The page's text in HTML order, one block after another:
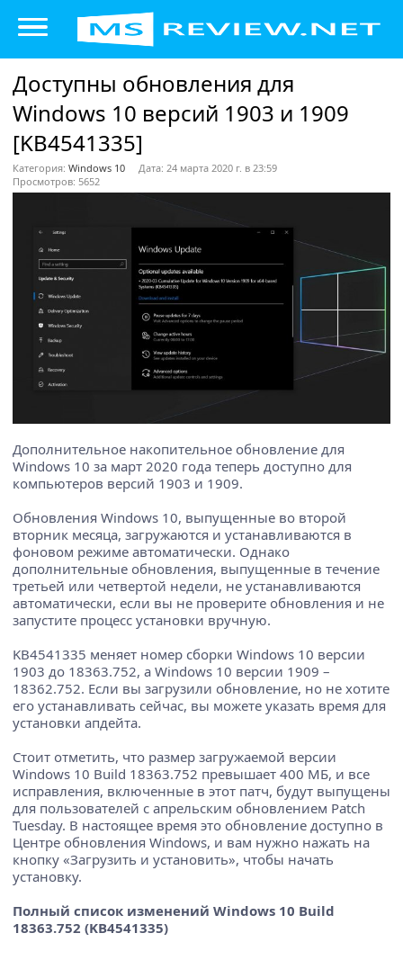
Доступны обновления для
Windows 10 версий 1903 и 1909
[KB4541335]
Категория: Windows 10
Дата: 24 марта 2020 г. в 23:59
Просмотров: 5652
Дополнительное накопительное обновление для
Windows 10 за март 2020 года теперь доступно для
компьютеров версий 1903 и 1909.
Обновления Windows 10, выпущенные во второй
вторник месяца, загружаются и устанавливаются в
фоновом режиме автоматически. Однако
дополнительные обновления, выпущенные в течение
третьей или четвертой недели, не устанавливаются
автоматически, если вы не проверите обновления и не
запустите процесс установки вручную.
KB4541335 меняет номер сборки Windows 10 версии
1903 до 18363.752, а Windows 10 версии 1909 –
18362.752. Если вы загрузили обновление, но не хотите
его устанавливать сейчас, вы можете указать время для
установки апдейта.
Стоит отметить, что размер загружаемой версии
Windows 10 Build 18363.752 превышает 400 МБ, и все
исправления, включенные в этот патч, будут выпущены
для пользователей с апрельским обновлением Patch
Tuesday. В настоящее время это обновление доступно в
Центре обновления Windows, и вам нужно нажать на
кнопку «Загрузить и установить», чтобы начать
установку.
Полный список изменений Windows 10 Build
18363.752 (KB4541335)